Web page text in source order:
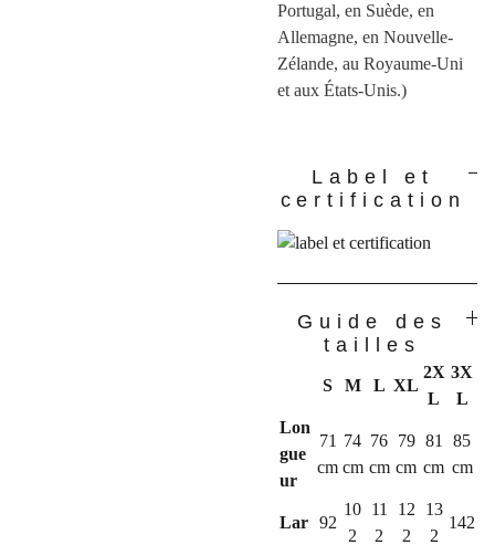
Portugal, en Suède, en
Allemagne, en Nouvelle-
Zélande, au Royaume-Uni
et aux États-Unis.)
Label et
certification
Guide des
tailles
S M L XL
2X
L
3X
L
Lon
gue
ur
71
cm
74
cm
76
cm
79
cm
81
cm
85
cm
Lar 92
10
2
11
2
12
2
13
2
142